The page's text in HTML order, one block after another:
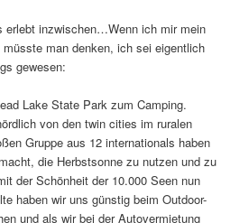
erlebt inzwischen…Wenn ich mir mein
man denken, ich sei eigentlich
gewesen:
Lake State Park zum Camping.
von den twin cities im ruralen
Gruppe aus 12 internationals haben
die Herbstsonne zu nutzen und zu
der Schönheit der 10.000 Seen nun
haben wir uns günstig beim Outdoor-
und als wir bei der Autovermietung